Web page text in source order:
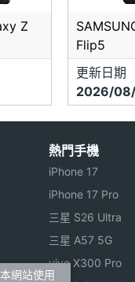
Z
Flip5
更新日期
2026/
熱門手機
iPhone 17
iPhone 17 Pro
三星 S26 Ultra
三星 A57 5G
vivo X300 Pro
網站使用